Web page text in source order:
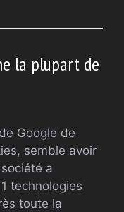
la plupart de
Google de
semble avoir
a
technologies
toute la